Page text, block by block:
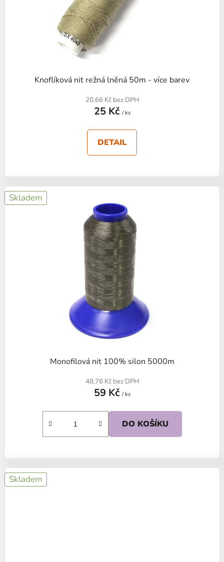
Knoflíková nit režná lněná 50m - více barev
20,66 Kč bez DPH
25 Kč / ks
DETAIL
Skladem
Monofilová nit 100% silon 5000m
48,76 Kč bez DPH
59 Kč / ks
DO KOŠÍKU
Skladem